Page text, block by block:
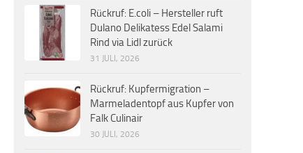
Rückruf: E.coli – Hersteller ruft
Dulano Delikatess Edel Salami
Rind via Lidl zurück
31 JULI, 2026
Rückruf: Kupfermigration –
Marmeladentopf aus Kupfer von
Falk Culinair
30 JULI, 2026